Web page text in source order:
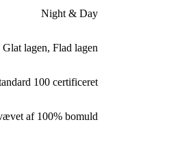
Night & Day
Glat lagen, Flad lagen
100 certificeret
af 100% bomuld